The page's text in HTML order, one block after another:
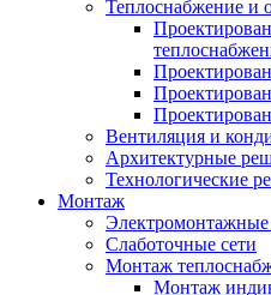
Теплоснабжение и
Вентиляция и
Архитектурные
Технологические
Монтаж
Слаботочные сети
Монтаж
Монтаж